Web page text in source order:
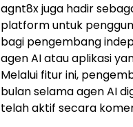
agnt8x juga hadir
platform untuk
bagi pengembang
agen AI atau aplikasi
Melalui fitur ini,
bulan selama agen AI
telah aktif secara